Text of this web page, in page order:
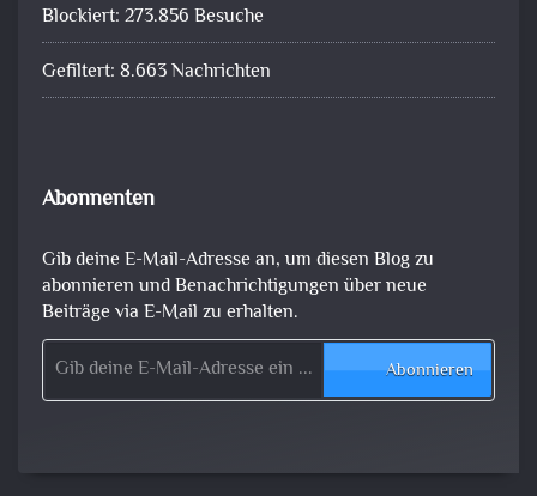
Blockiert: 273.856 Besuche
Gefiltert: 8.663 Nachrichten
Abonnenten
Gib deine E-Mail-Adresse an, um diesen Blog zu
abonnieren und Benachrichtigungen über neue
Beiträge via E-Mail zu erhalten.
Gib deine E-Mail-Adresse ein ...
Abonnieren